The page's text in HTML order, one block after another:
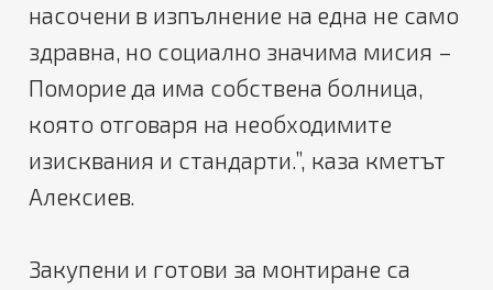
насочени в изпълнение на една не само
здравна, но социално значима мисия –
Поморие да има собствена болница,
която отговаря на необходимите
изисквания и стандарти.”, каза кметът
Алексиев.
Закупени и готови за монтиране са